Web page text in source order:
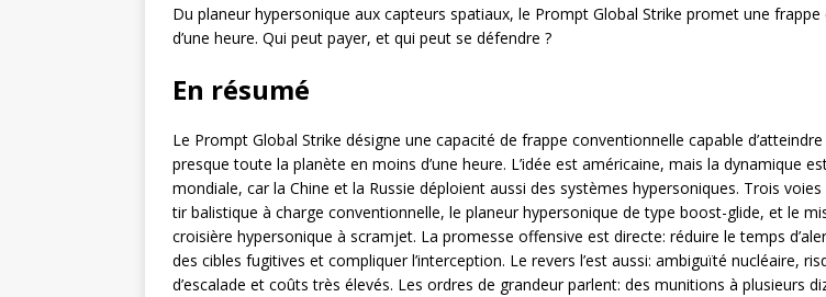
Du planeur hypersonique aux capteurs spatiaux, le Prompt Global Strike promet une frappe
d’une heure. Qui peut payer, et qui peut se défendre ?
En résumé
Le Prompt Global Strike désigne une capacité de frappe conventionnelle capable
presque toute la planète en moins d’une heure. L’idée est américaine, mais la dynamique
mondiale, car la Chine et la Russie déploient aussi des systèmes hypersoniques. Trois
tir balistique à charge conventionnelle, le planeur hypersonique de type boost-glide, et le
croisière hypersonique à scramjet. La promesse offensive est directe: réduire le temps
des cibles fugitives et compliquer l’interception. Le revers l’est aussi: ambiguïté nucléaire,
d’escalade et coûts très élevés. Les ordres de grandeur parlent: des munitions à plusieurs